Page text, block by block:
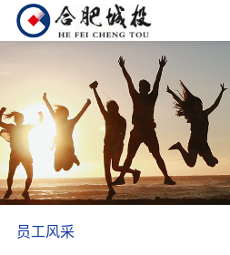
员工风采